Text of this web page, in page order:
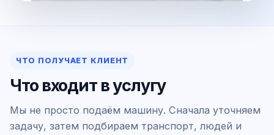
ЧТО ПОЛУЧАЕТ КЛИЕНТ
Что входит в услугу
Мы не просто подаём машину. Сначала уточняем
задачу, затем подбираем транспорт, людей и